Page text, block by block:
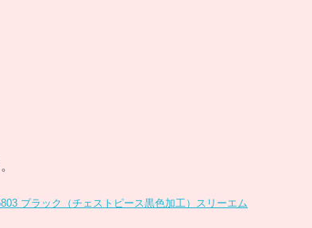
ブラック（チェストピース黒色加工）スリーエム